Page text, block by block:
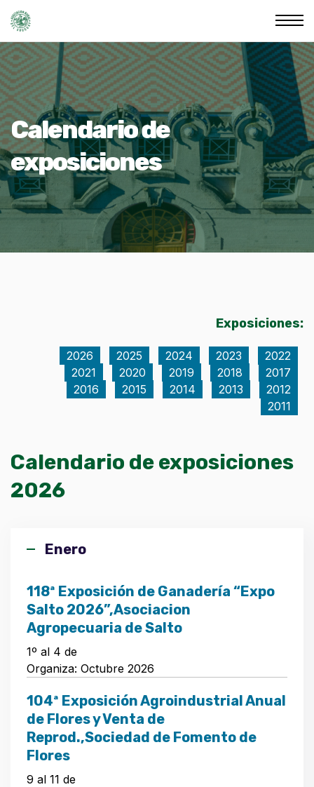
Calendario de
exposiciones
Exposiciones:
2026 2025 2024 2023
2022
2021
2020 2019 2018
2017
2016
2015 2014 2013
2012
2011
Calendario de exposiciones
2026
Enero
118ª Exposición de Ganadería “Expo
Salto 2026”,Asociacion
Agropecuaria de Salto
1º al 4 de
Organiza: Octubre 2026
104ª Exposición Agroindustrial Anual
de Flores y Venta de
Reprod.,Sociedad de Fomento de
Flores
9 al 11 de